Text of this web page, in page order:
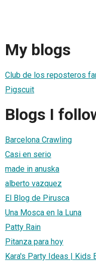
My blogs
Club de los reposteros
Pigscuit
Blogs I
Barcelona Crawling
Casi en serio
made in anuska
alberto vazquez
El Blog de Pirusca
Una Mosca en la Luna
Patty Rain
Pitanza para hoy
Kara's Party Ideas | Kids